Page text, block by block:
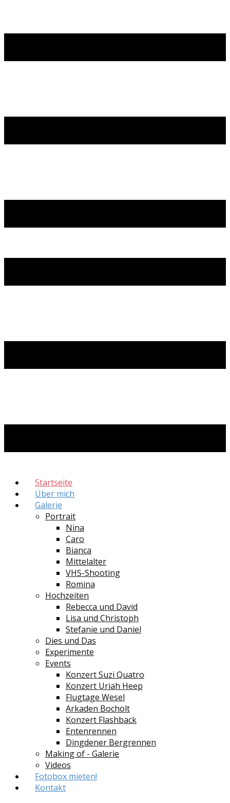
Startseite
Über mich
Galerie
Portrait
Nina
Caro
Bianca
Mittelalter
VHS-Shooting
Romina
Hochzeiten
Rebecca und David
Lisa und Christoph
Stefanie und Daniel
Dies und Das
Experimente
Events
Konzert Suzi Quatro
Konzert Uriah Heep
Flugtage Wesel
Arkaden Bocholt
Konzert Flashback
Entenrennen
Dingdener Bergrennen
Making of - Galerie
Videos
Fotobox mieten!
Kontakt